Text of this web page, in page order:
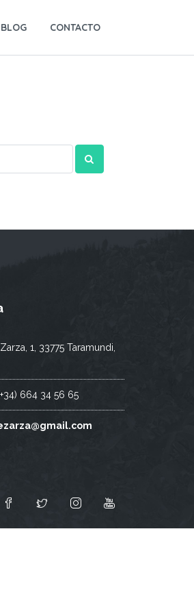
BLOG CONTACTO
1, 33775 Taramundi,
664 34 56 65